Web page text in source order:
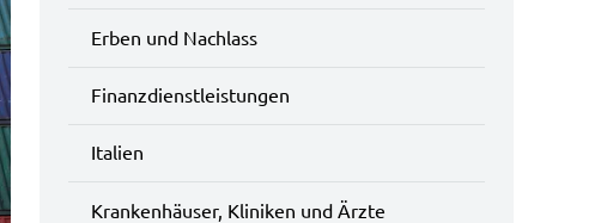
Erben und Nachlass
Finanzdienstleistungen
Italien
Krankenhäuser, Kliniken und Ärzte